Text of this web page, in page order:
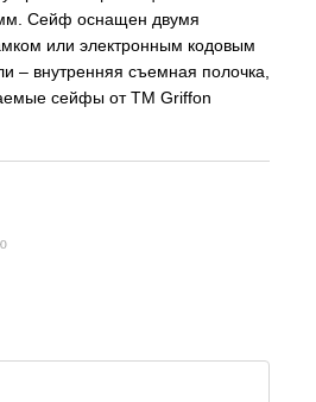
Сейф оснащен двумя
или электронным кодовым
– внутренняя съемная полочка,
сейфы от ТМ Griffon